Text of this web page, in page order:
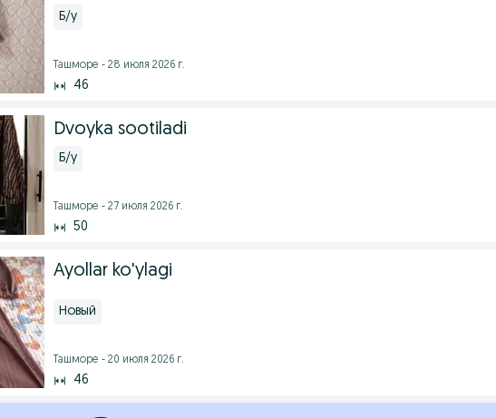
Б/у
Ташморе - 28 июля 2026 г.
46
Dvoyka sootiladi
Б/у
Ташморе - 27 июля 2026 г.
50
Ayollar ko'ylagi
Новый
Ташморе - 20 июля 2026 г.
46